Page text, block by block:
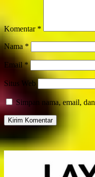
Komentar *
Nama*
Email*
Situs Web
Simpan nama, email,